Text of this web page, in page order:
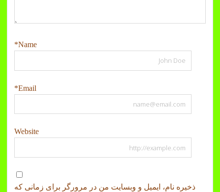
Name*
Email*
Website
ذخیره نام، ایمیل و وبسایت من در مرورگر برای زمانی که